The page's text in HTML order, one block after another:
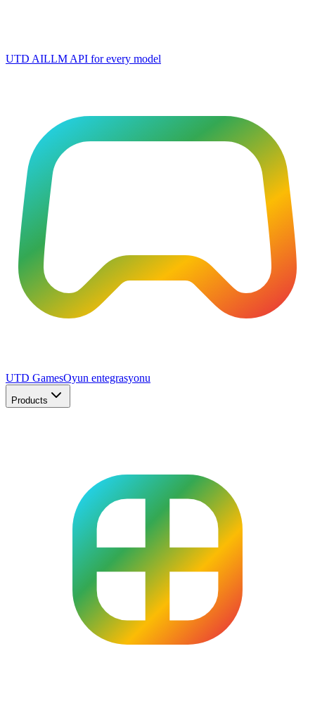
UTD AILLM API for every model
UTD GamesOyun entegrasyonu
Products